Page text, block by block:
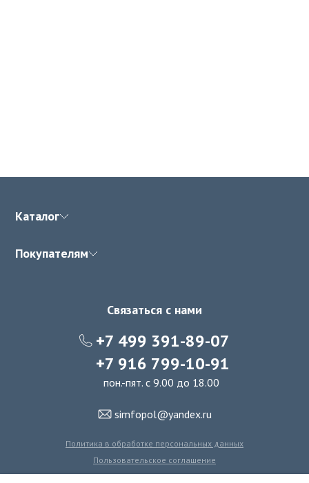
Каталог
Покупателям
Связаться с нами
+7 499 391-89-07
+7 916 799-10-91
пон.-пят. с 9.00 до 18.00
simfopol@yandex.ru
Политика в обработке персональных данных
Пользовательское соглашение
Политика использования файлов cookie